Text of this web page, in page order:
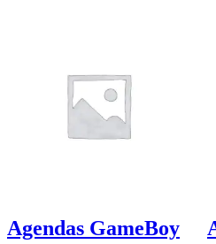
Agendas GameBoy